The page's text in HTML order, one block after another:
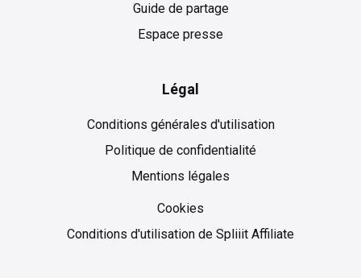
Guide de partage
Espace presse
Légal
Conditions générales d'utilisation
Politique de confidentialité
Mentions légales
Cookies
Cookies
Conditions d'utilisation de Spliiit Affiliate